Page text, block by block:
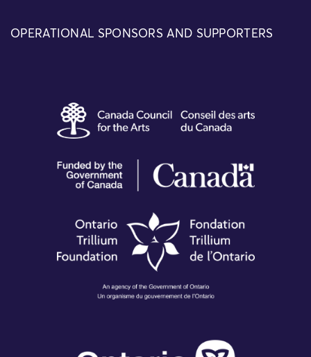
OPERATIONAL SPONSORS AND SUPPORTERS